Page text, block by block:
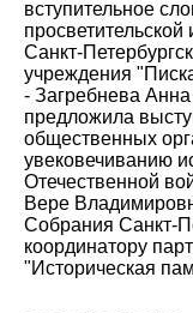
вступительное
просветительской
Санкт-
учреждения
- Загребнева
предложила
общественных
увековечиванию
Отечественной
Вере
Собрания Санкт-
координатору
"Историческая